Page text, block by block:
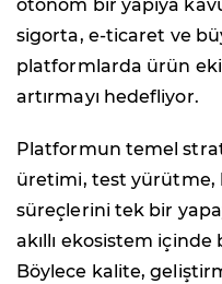
otonom bir yapıya
sigorta, e-ticaret ve
platformlarda ürün
artırmayı hedefliyor.
Platformun temel
üretimi, test yürütme,
süreçlerini tek bir
akıllı ekosistem
Böylece kalite,